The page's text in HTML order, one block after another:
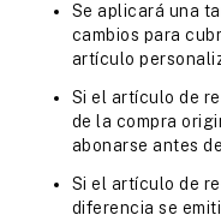
Se aplicará una
cambios para
artículo
Si el artículo de
de la compra
abonarse antes
Si el artículo de
diferencia se